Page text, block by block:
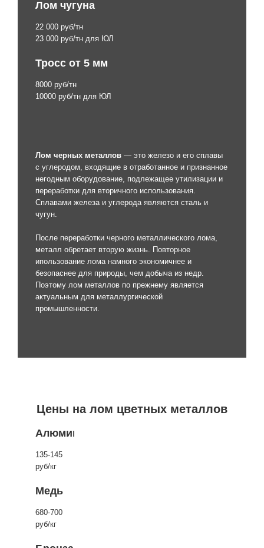
Лом чугуна
22 000 руб/тн
23 000 руб/тн для ЮЛ
Тросс от 5 мм
8000 руб/тн
10000 руб/тн для ЮЛ
Лом черных металлов — это железо и его сплавы
с углеродом, входящие в отработанное и признанное
негодным оборудование, подлежащее утилизации и
переработки для вторичного использования.
Сплавами железа и углерода являются сталь и
чугун.
После переработки черного металлического лома,
металл обретает вторую жизнь. Повторное
ипользование лома намного экономичнее и
безопаснее для природы, чем добыча из недр.
Поэтому лом металлов по прежнему является
актуальным для металлургической
промышленности.
Цены на лом цветных металлов
Алюминий
135-145
руб/кг
Медь
680-700
руб/кг